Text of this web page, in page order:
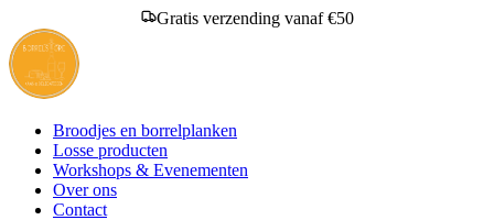
Gratis verzending vanaf €50
Broodjes en borrelplanken
Losse producten
Workshops & Evenementen
Over ons
Contact